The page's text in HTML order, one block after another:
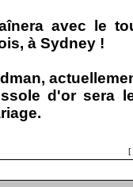
avec le
à Sydney !
d'or sera
[